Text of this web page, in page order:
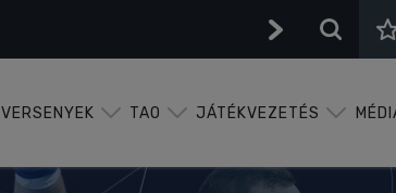
VERSENYEK TAO JÁTÉKVEZETÉS